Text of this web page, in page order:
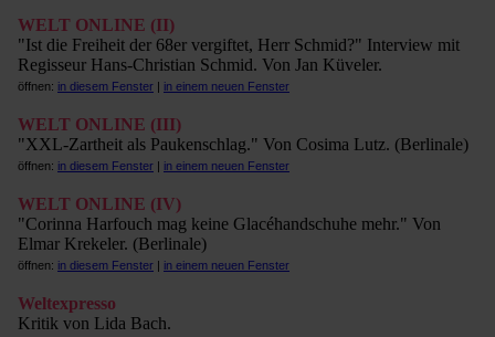
WELT ONLINE (II)
"Ist die Freiheit der 68er vergiftet, Herr Schmid?" Interview mit
Regisseur Hans-Christian Schmid. Von Jan Küveler.
öffnen: in diesem Fenster | in einem neuen Fenster
WELT ONLINE (III)
"XXL-Zartheit als Paukenschlag." Von Cosima Lutz. (Berlinale)
öffnen: in diesem Fenster | in einem neuen Fenster
WELT ONLINE (IV)
"Corinna Harfouch mag keine Glacéhandschuhe mehr." Von
Elmar Krekeler. (Berlinale)
öffnen: in diesem Fenster | in einem neuen Fenster
Weltexpresso
Kritik von Lida Bach.